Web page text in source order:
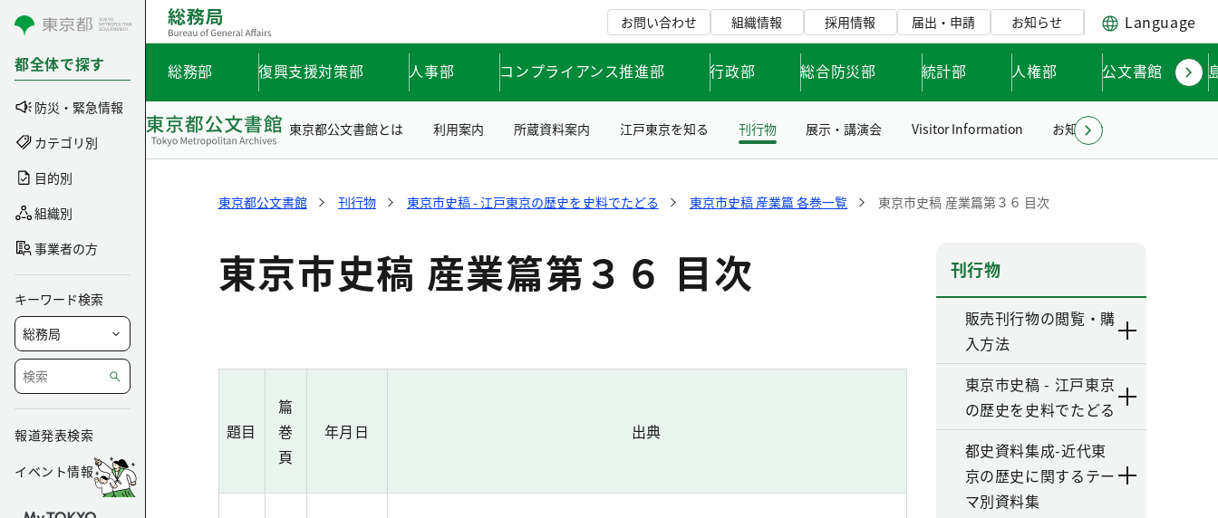
コンテンツにスキップ
都全体で探す
防災・緊急情報
カテゴリ別
目的別
組織別
事業者の方
キーワード検索
報道発表検索
イベント情報
お問い合わせ 組織情報 採用情報 届出・申請 お知らせ Language
総務部 復興支援対策部 人事部 コンプライアンス推進部 行政部 総合防災部 統計部 人権部 公文書館
東京都公文書館とは 利用案内 所蔵資料案内 江戸東京を知る 刊行物 展示・講演会 Visitor Information お知らせ
東京都公文書館 刊行物 東京市史稿 - 江戸東京の歴史を史料でたどる 東京市史稿 産業篇 各巻一覧 東京市史稿 産業篇第３６ 目次
東京市史稿 産業篇第３６ 目次
題目
篇
巻
頁
年月日 出典
刊行物
販売刊行物の閲覧・購
入方法
東京市史稿 - 江戸東京
の歴史を史料でたどる
都史資料集成-近代東
京の歴史に関するテー
マ別資料集